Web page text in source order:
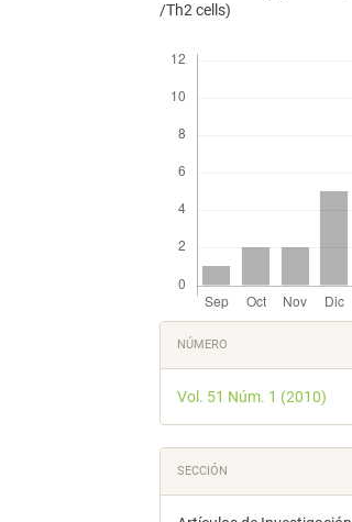
/Th2 cells)
Detalles
del
artículo
NÚMERO
Vol. 51 Núm. 1 (2010)
SECCIÓN